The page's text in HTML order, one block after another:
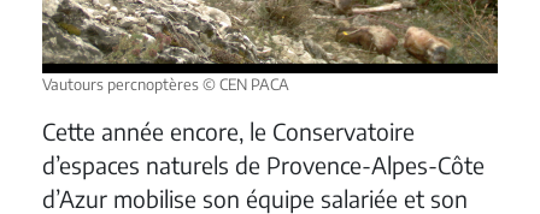
Vautours percnoptères © CEN PACA
Cette année encore, le Conservatoire
d’espaces naturels de Provence-Alpes-Côte
d’Azur mobilise son équipe salariée et son